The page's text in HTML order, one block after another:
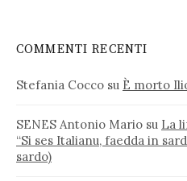
COMMENTI RECENTI
Stefania Cocco su È morto
SENES Antonio Mario su La
“Si ses Italianu, faedda in
sardo)